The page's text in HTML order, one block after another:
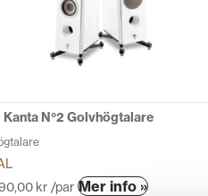
Kanta N°2 Golvhögtalare
kr /par Mer info »Den